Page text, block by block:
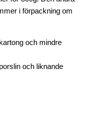
i förpackning om
och mindre
och liknande